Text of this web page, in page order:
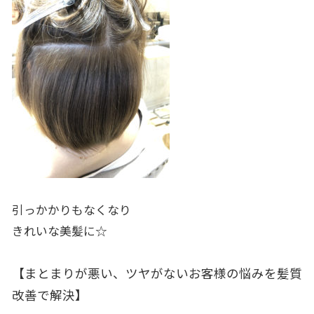
引っかかりもなくなり
きれいな美髪に☆
【まとまりが悪い、ツヤがないお客様の悩みを髪質
改善で解決】